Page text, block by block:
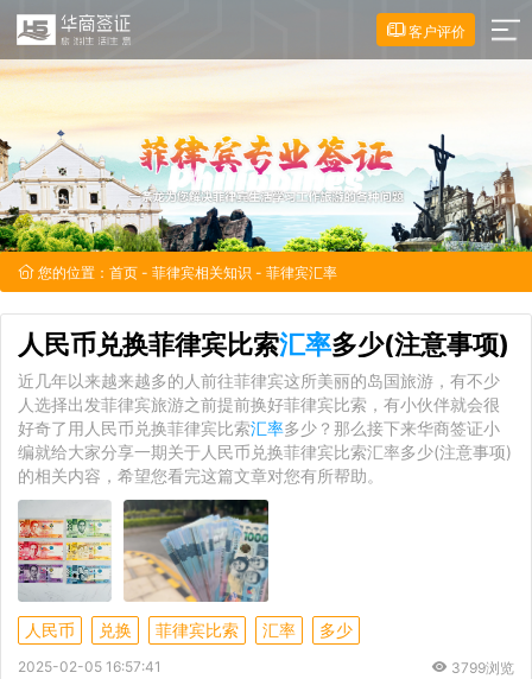
客户评价
您的位置： 首页 - 菲律宾相关知识 - 菲律宾汇率
人民币兑换菲律宾比索汇率多少(注意事项)
近几年以来越来越多的人前往菲律宾这所美丽的岛国旅游，有不少
人选择出发菲律宾旅游之前提前换好菲律宾比索，有小伙伴就会很
好奇了用人民币兑换菲律宾比索汇率多少？那么接下来华商签证小
编就给大家分享一期关于人民币兑换菲律宾比索汇率多少(注意事项)
的相关内容，希望您看完这篇文章对您有所帮助。
人民币 兑换 菲律宾比索 汇率 多少
2025-02-05 16:57:41 3799浏览